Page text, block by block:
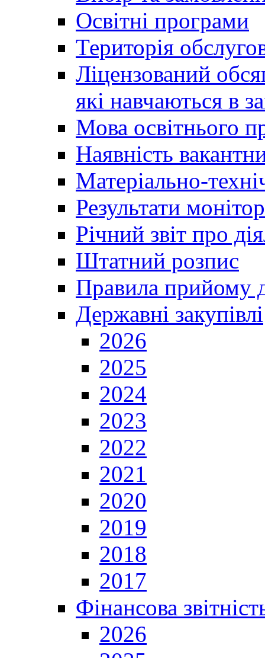
Освітні програми
Територія
Ліцензований
які навчаються в
Мова освітнього
Наявність
Матеріально-
Результати
Річний звіт про
Штатний розпис
Правила прийому
Державні закупівлі
2026
2025
2024
2023
2022
2021
2020
2019
2018
2017
Фінансова
2026